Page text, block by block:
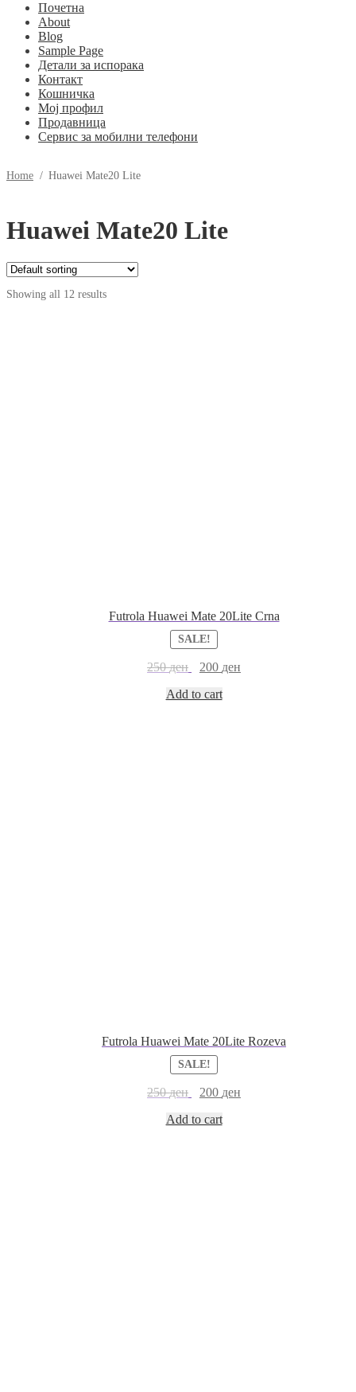
Почетна
About
Blog
Sample Page
Детали за испорака
Контакт
Кошничка
Мој профил
Продавница
Сервис за мобилни телефони
Home / Huawei Mate20 Lite
Huawei Mate20 Lite
Showing all 12 results
Futrola Huawei Mate 20Lite Crna
SALE!
250ден 200 ден
Add to cart
Futrola Huawei Mate 20Lite Rozeva
SALE!
250ден 200 ден
Add to cart